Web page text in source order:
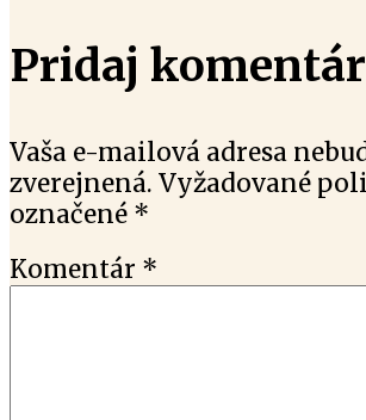
Pridaj komentár
Vaša e-mailová adresa
zverejnená. Vyžadované
označené *
Komentár *